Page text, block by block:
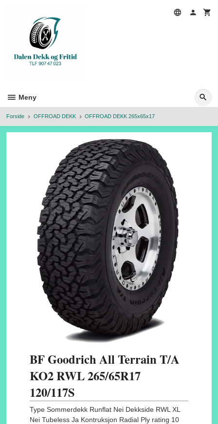
Meny
Forside OFFROAD DEKK OFFROAD DEKK 265x65x17
BF Goodrich All Terrain T/A
KO2 RWL 265/65R17
120/117S
Type Sommerdekk Runflat Nei Dekkside RWL XL
Nei Tubeless Ja Kontruksjon Radial Ply rating 10